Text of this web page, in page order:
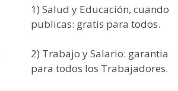
1) Salud y Educación, cuando
publicas: gratis para todos.
2) Trabajo y Salario: garantia
para todos los Trabajadores.